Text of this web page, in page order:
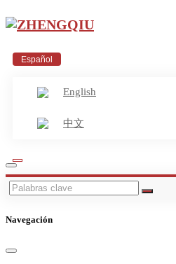
Español
English
中文
Navegación